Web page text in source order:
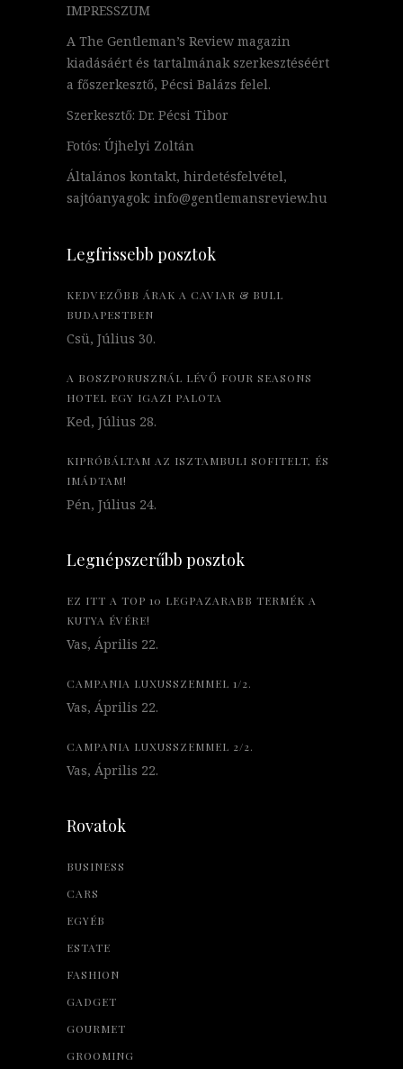
IMPRESSZUM
A The Gentleman’s Review magazin
kiadásáért és tartalmának szerkesztéséért
a főszerkesztő, Pécsi Balázs felel.
Szerkesztő: Dr. Pécsi Tibor
Fotós: Újhelyi Zoltán
Általános kontakt, hirdetésfelvétel,
sajtóanyagok: info@gentlemansreview.hu
Legfrissebb posztok
KEDVEZŐBB ÁRAK A CAVIAR & BULL
BUDAPESTBEN
Csü, Július 30.
A BOSZPORUSZNÁL LÉVŐ FOUR SEASONS
HOTEL EGY IGAZI PALOTA
Ked, Július 28.
KIPRÓBÁLTAM AZ ISZTAMBULI SOFITELT, ÉS
IMÁDTAM!
Pén, Július 24.
Legnépszerűbb posztok
EZ ITT A TOP 10 LEGPAZARABB TERMÉK A
KUTYA ÉVÉRE!
Vas, Április 22.
CAMPANIA LUXUSSZEMMEL 1/2.
Vas, Április 22.
CAMPANIA LUXUSSZEMMEL 2/2.
Vas, Április 22.
Rovatok
BUSINESS
CARS
EGYÉB
ESTATE
FASHION
GADGET
GOURMET
GROOMING